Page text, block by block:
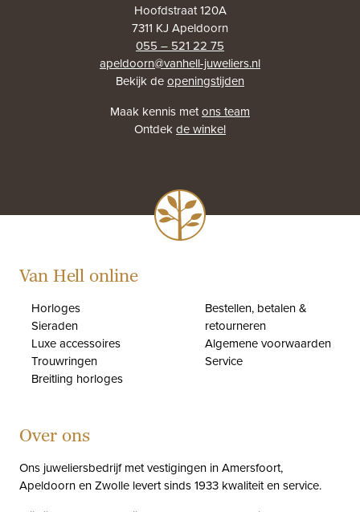
Hoofdstraat 120A
7311 KJ Apeldoorn
055 – 521 22 75
apeldoorn@vanhell-juweliers.nl
Bekijk deopeningstijden
Maak kennis metons team
Ontdekde winkel
Van Hell online
Horloges
Sieraden
Luxe accessoires
Trouwringen
Breitling horloges
Bestellen, betalen &
retourneren
Algemene voorwaarden
Service
Over ons
Ons juweliersbedrijf met vestigingen in Amersfoort,
Apeldoorn en Zwolle levert sinds 1933 kwaliteit en service.